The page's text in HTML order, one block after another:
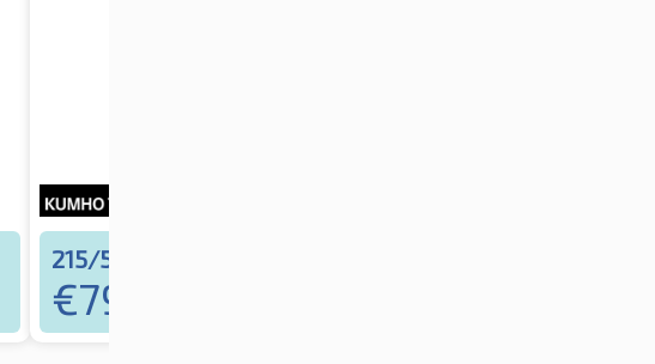
215/50ZR17 95W
€79,22